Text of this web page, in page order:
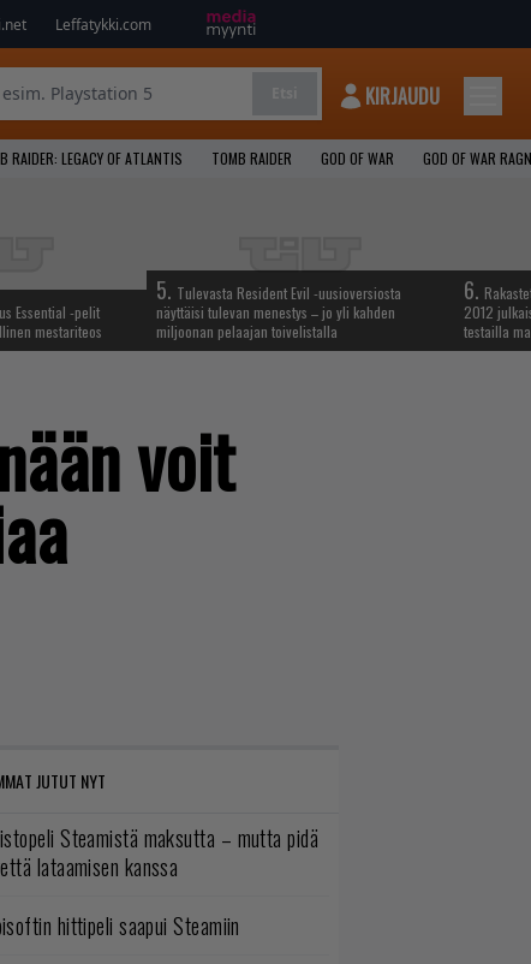
Leffatykki.com
KIRJAUDU
RAIDER: LEGACY OF ATLANTIS TOMB RAIDER GOD OF WAR GOD OF WAR
Essential -pelit
mestariteos
5. Tulevasta Resident Evil -uusioversiosta
näyttäisi tulevan menestys – jo yli kahden
miljoonan pelaajan toivelistalla
6.
2012
testailla
voit
JUTUT NYT
Steamistä maksutta – mutta pidä
lataamisen kanssa
hittipeli saapui Steamiin